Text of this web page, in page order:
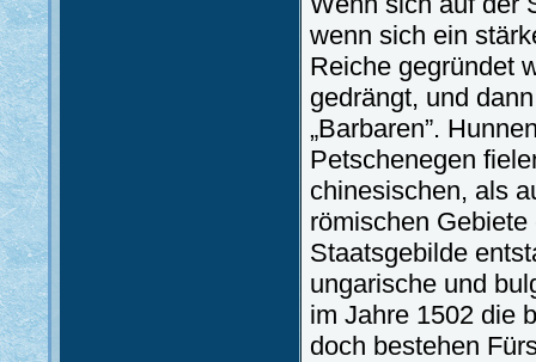
wenn sich ein
Reiche gegründet
gedrängt, und
„Barbaren”.
Petschenegen
chinesischen, als
römischen
Staatsgebilde
ungarische und
im Jahre 1502 die
doch bestehen